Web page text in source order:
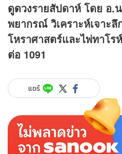
ดูดวงรายสัปดาห์ โดย อ
พยากรณ์ วิเคราะห์เจาะลึ
โหราศาสตร์และไพ่ทาโร
ต่อ 1091
แชร์